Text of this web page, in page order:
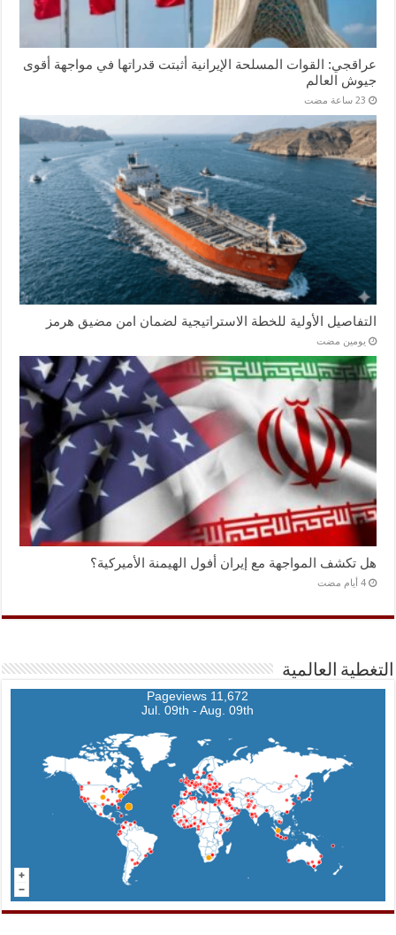
عراقجي: القوات المسلحة الإيرانية أثبتت قدراتها في مواجهة أقوى
جيوش العالم
التفاصيل الأولية للخطة الاستراتيجية لضمان امن مضيق هرمز
‏يومين مضت
هل تكشف المواجهة مع إيران أفول الهيمنة الأميركية؟
‏4 أيام مضت
التغطية العالمية
11,672 Pageviews
Jul. 09th - Aug. 09th